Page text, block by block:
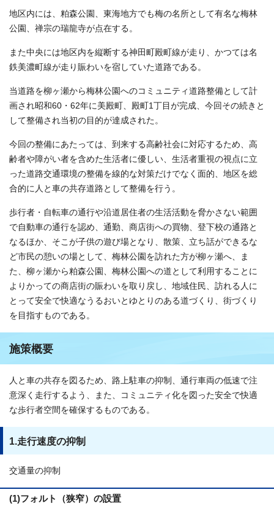
地区内には、粕森公園、東海地方でも梅の名所として有名な梅林
公園、禅宗の瑞龍寺が点在する。
また中央には地区内を縦断する神田町殿町線が走り、かつては名
鉄美濃町線が走り賑わいを宿していた道路である。
当道路を柳ヶ瀬から梅林公園へのコミュニティ道路整備として計
画され昭和60・62年に美殿町、殿町1丁目が完成、今回その続きと
して整備され当初の目的が達成された。
今回の整備にあたっては、到来する高齢社会に対応するため、高
齢者や障がい者を含めた生活者に優しい、生活者重視の視点に立
った道路交通環境の整備を線的な対策だけでなく面的、地区を総
合的に人と車の共存道路として整備を行う。
歩行者・自転車の通行や沿道居住者の生活活動を脅かさない範囲
で自動車の通行を認め、通勤、商店街への買物、登下校の通路と
なるほか、そこが子供の遊び場となり、散策、立ち話ができるな
ど市民の憩いの場として、梅林公園を訪れた方が柳ヶ瀬へ、ま
た、柳ヶ瀬から粕森公園、梅林公園への道として利用することに
よりかっての商店街の賑わいを取り戻し、地域住民、訪れる人に
とって安全で快適なうるおいとゆとりのある道づくり、街づくり
を目指すものである。
施策概要
人と車の共存を図るため、路上駐車の抑制、通行車両の低速で注
意深く走行するよう、また、コミュニティ化を図った安全で快適
な歩行者空間を確保するものである。
1.走行速度の抑制
交通量の抑制
(1)フォルト（狭窄）の設置